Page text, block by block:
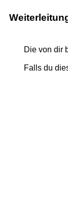
Die von dir
Falls du